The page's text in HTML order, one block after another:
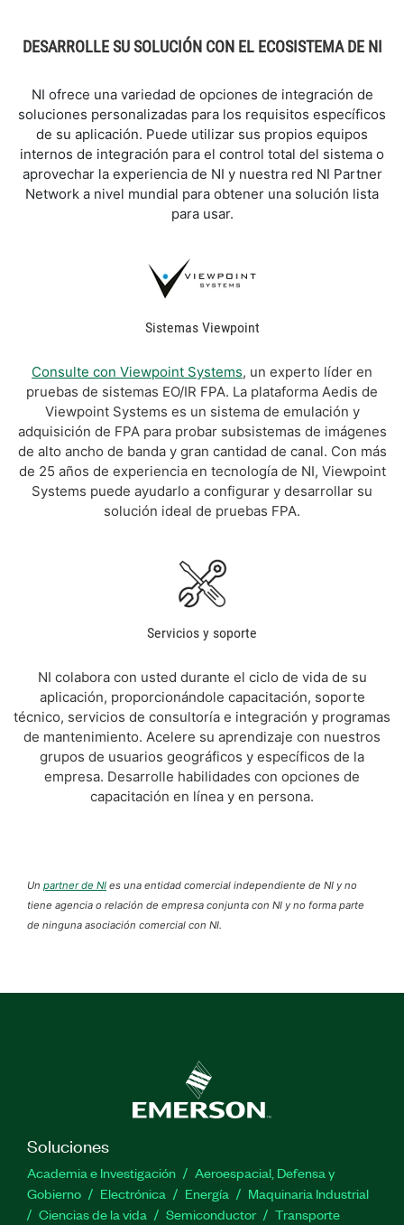
DESARROLLE SU SOLUCIÓN CON EL ECOSISTEMA DE NI
NI ofrece una variedad de opciones de integración de
soluciones personalizadas para los requisitos específicos
de su aplicación. Puede utilizar sus propios equipos
internos de integración para el control total del sistema o
aprovechar la experiencia de NI y nuestra red NI Partner
Network a nivel mundial para obtener una solución lista
para usar.
Sistemas Viewpoint
Consulte con Viewpoint Systems, un experto líder en
pruebas de sistemas EO/IR FPA. La plataforma Aedis de
Viewpoint Systems es un sistema de emulación y
adquisición de FPA para probar subsistemas de imágenes
de alto ancho de banda y gran cantidad de canal. Con más
de 25 años de experiencia en tecnología de NI, Viewpoint
Systems puede ayudarlo a configurar y desarrollar su
solución ideal de pruebas FPA.
Servicios y soporte
NI colabora con usted durante el ciclo de vida de su
aplicación, proporcionándole capacitación, soporte
técnico, servicios de consultoría e integración y programas
de mantenimiento. Acelere su aprendizaje con nuestros
grupos de usuarios geográficos y específicos de la
empresa. Desarrolle habilidades con opciones de
capacitación en línea y en persona.
Un partner de NI es una entidad comercial independiente de NI y no
tiene agencia o relación de empresa conjunta con NI y no forma parte
de ninguna asociación comercial con NI.
Soluciones
Academia e Investigación
Aeroespacial, Defensa y
Gobierno
Electrónica Energía
Maquinaria Industrial
Ciencias de la vida
Semiconductor Transporte